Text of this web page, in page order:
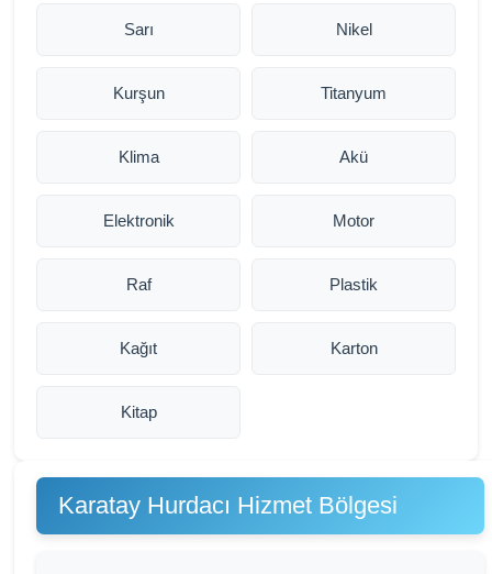
Sarı Nikel
Kurşun Titanyum
Klima Akü
Elektronik Motor
Raf Plastik
Kağıt Karton
Kitap
Karatay Hurdacı Hizmet Bölgesi